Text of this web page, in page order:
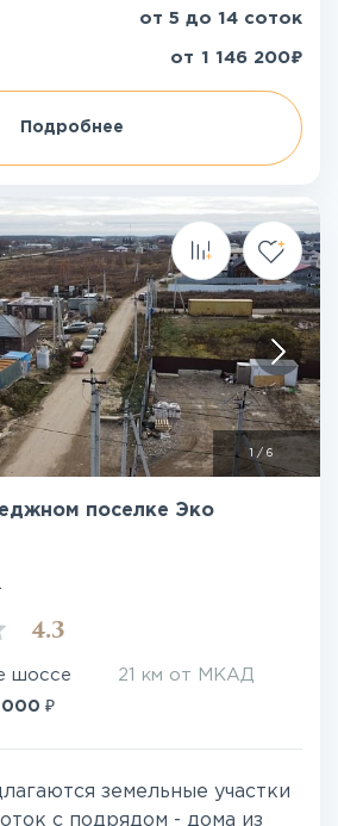
от 5 до 14 соток
от 1 146 200₽
Подробнее
/ 6
поселке Эко
4.3
шоссе 21 км от МКАД
₽
земельные участки
с подрядом - дома из